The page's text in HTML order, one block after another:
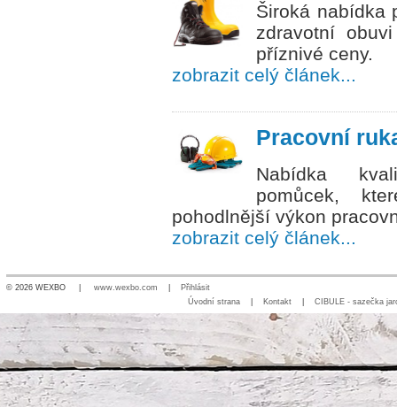
Široká nabídka
zdravotní
příznivé ceny.
zobrazit celý článek...
Pracovní
Nabídka
pomůcek,
pohodlnější výkon
zobrazit celý článek...
© 2026 WEXBO | www.wexbo.com
Přihlásit
Úvodní strana
Kontakt CIBULE - sazečka